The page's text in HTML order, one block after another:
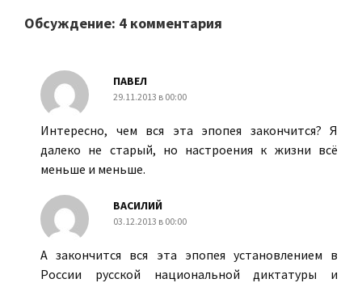
Обсуждение: 4 комментария
ПАВЕЛ
29.11.2013 в 00:00
Интересно, чем вся эта эпопея закончится? Я
далеко не старый, но настроения к жизни всё
меньше и меньше.
ВАСИЛИЙ
03.12.2013 в 00:00
А закончится вся эта эпопея установлением в
России русской национальной диктатуры и